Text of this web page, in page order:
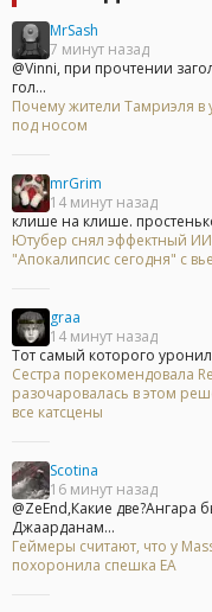
MrSash
7 минут назад
@Vinni, при прочтении
гол...
Почему жители Тамриэля в
под носом
mrGrim
14 минут назад
клише на клише.
Ютубер снял эффектный
"Апокалипсис сегодня" с
graa
14 минут назад
Тот самый которого
Сестра порекомендовала
разочаровалась в этом
все катсцены
Scotina
16 минут назад
@ZeEnd,Какие две?Ангара
Джаарданам...
Геймеры считают, что у
похоронила спешка EA